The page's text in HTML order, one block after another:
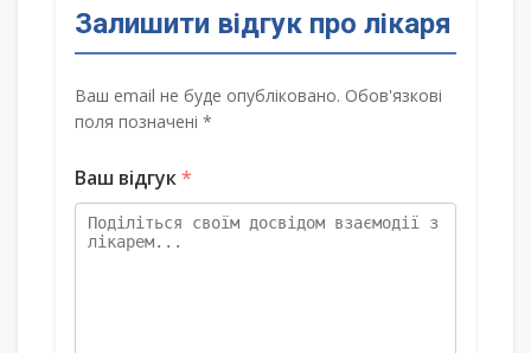
Залишити відгук про лікаря
Ваш email не буде опубліковано. Обов'язкові
поля позначені *
Ваш відгук*